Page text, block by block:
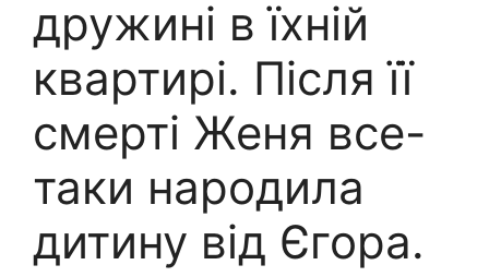
дружині в їхній
квартирі. Після її
смерті Женя все-
таки народила
дитину від Єгора.